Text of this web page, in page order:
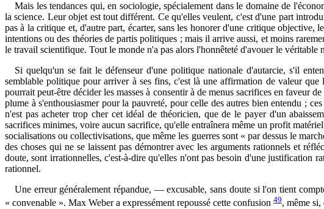
Mais les tendances qui, en sociologie, spécialement dans le domaine de
la science. Leur objet est tout différent. Ce qu'elles veulent, c'est d'une part
pas à la critique et, d'autre part, écarter, sans les honorer d'une critique
intentions ou des théories de partis politiques ; mais il arrive aussi, et moins
le travail scientifique. Tout le monde n'a pas alors l'honnêteté d'avouer le
Si quelqu'un se fait le défenseur d'une politique nationale d'autarcie, s'il
semblable politique pour arriver à ses fins, c'est là une affirmation de valeur
pourrait peut-être décider les masses à consentir à de menus sacrifices en faveur
plume à s'enthousiasmer pour la pauvreté, pour celle des autres bien entendu ;
n'est pas acheter trop cher cet idéal de théoricien, que de le payer d'un
sacrifices minimes, voire aucun sacrifice, qu'elle entraînera même un profit
socialisations ou collectivisations, que même les guerres sont « par dessus le
des choses qui ne se laissent pas démontrer avec les arguments rationnels et
doute, sont irrationnelles, c'est-à-dire qu'elles n'ont pas besoin d'une justification
rationnel.
Une erreur généralement répandue, — excusable, sans doute si l'on tient
« convenable ». Max Weber a expressément repoussé cette confusion 49, même